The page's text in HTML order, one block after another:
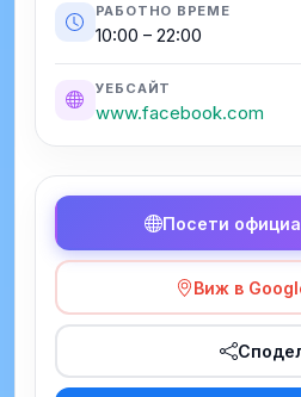
РАБОТНО ВРЕМЕ
10:00 – 22:00
УЕБСАЙТ
www.facebook.com
Посети
Виж в